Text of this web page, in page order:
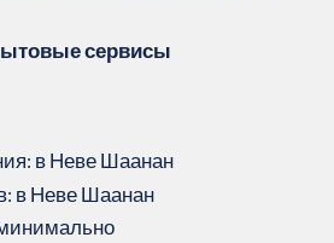
сервисы
в Неве Шаанан
в Неве Шаанан